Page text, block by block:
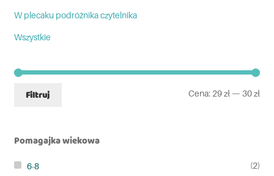
W plecaku podróżnika czytelnika
Wszystkie
Filtruj Cena: 29 zł —30 zł
Pomagajka wiekowa
6-8 (2)